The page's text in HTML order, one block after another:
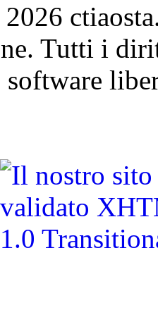
Tutti i
software